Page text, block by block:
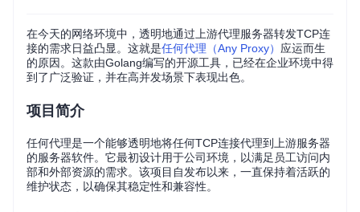
在今天的网络环境中，透明地通过上游代理服务器转发TCP连
接的需求日益凸显。这就是任何代理（Any Proxy） 应运而生
的原因。这款由Golang编写的开源工具，已经在企业环境中得
到了广泛验证，并在高并发场景下表现出色。
项目简介
任何代理是一个能够透明地将任何TCP连接代理到上游服务器
的服务器软件。它最初设计用于公司环境，以满足员工访问内
部和外部资源的需求。该项目自发布以来，一直保持着活跃的
维护状态，以确保其稳定性和兼容性。